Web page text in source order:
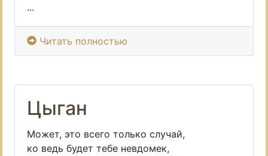
...
Читать полностью
Цыган
Может, это всего только случай,
ко ведь будет тебе невдомек,